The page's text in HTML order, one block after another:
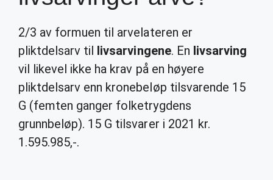
2/3 av formuen til arvelateren er
pliktdelsarv til livsarvingene. En livsarving
vil likevel ikke ha krav på en høyere
pliktdelsarv enn kronebeløp tilsvarende 15
G (femten ganger folketrygdens
grunnbeløp). 15 G tilsvarer i 2021 kr.
1.595.985,-.